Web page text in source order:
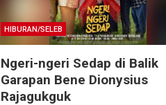
HIBURAN/SELEB
Ngeri-ngeri Sedap di Balik
Garapan Bene Dionysius
Rajagukguk